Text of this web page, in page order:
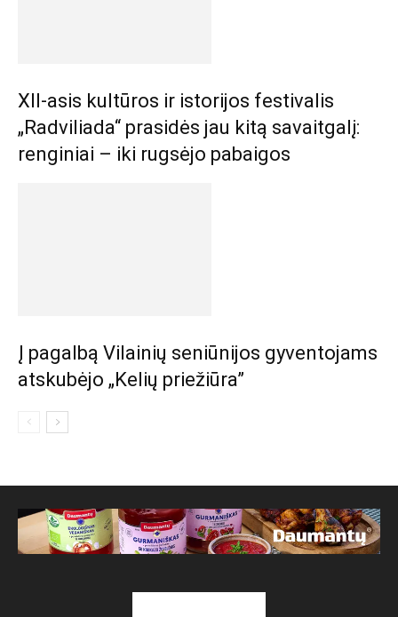
XII-asis kultūros ir istorijos festivalis
„Radviliada“ prasidės jau kitą savaitgalį:
renginiai – iki rugsėjo pabaigos
Į pagalbą Vilainių seniūnijos gyventojams
atskubėjo „Kelių priežiūra”